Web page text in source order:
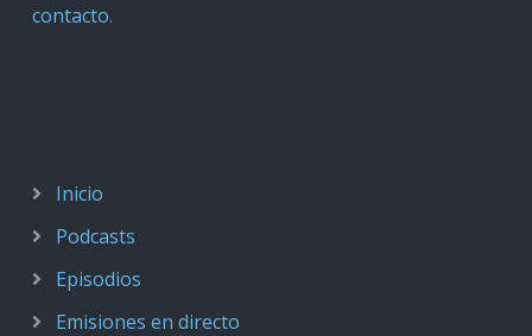
contacto.
Inicio
Podcasts
Episodios
Emisiones en directo